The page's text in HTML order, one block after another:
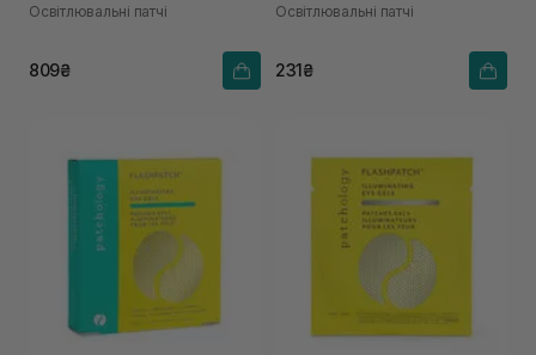
Освітлювальні патчі
809₴
Освітлювальні патчі
231₴